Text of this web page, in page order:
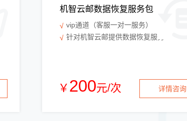
机智云邮数据恢复服务包
vip通道（客服一对一服务）
针对机智云邮提供数据恢复服务
￥ 200元/次 详情咨询